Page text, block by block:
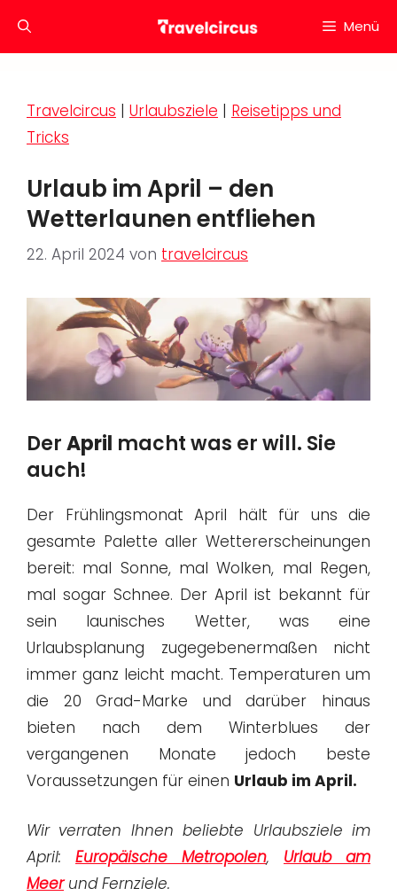
Inhalt
Menü
Travelcircus | Urlaubsziele | Reisetipps und
Tricks
Urlaub im April – den
Wetterlaunen entfliehen
22. April 2024 von travelcircus
DerApril macht was er will. Sie
auch!
Der Frühlingsmonat April hält für uns die
gesamte Palette aller Wettererscheinungen
bereit: mal Sonne, mal Wolken, mal Regen,
mal sogar Schnee. Der April ist bekannt für
sein launisches Wetter, was eine
Urlaubsplanung zugegebenermaßen nicht
immer ganz leicht macht. Temperaturen um
die 20 Grad-Marke und darüber hinaus
bieten nach dem Winterblues der
vergangenen Monate jedoch beste
Voraussetzungen für einen Urlaub im April.
Wir verraten Ihnen beliebte Urlaubsziele im
April: Europäische Metropolen, Urlaub am
Meerund Fernziele.